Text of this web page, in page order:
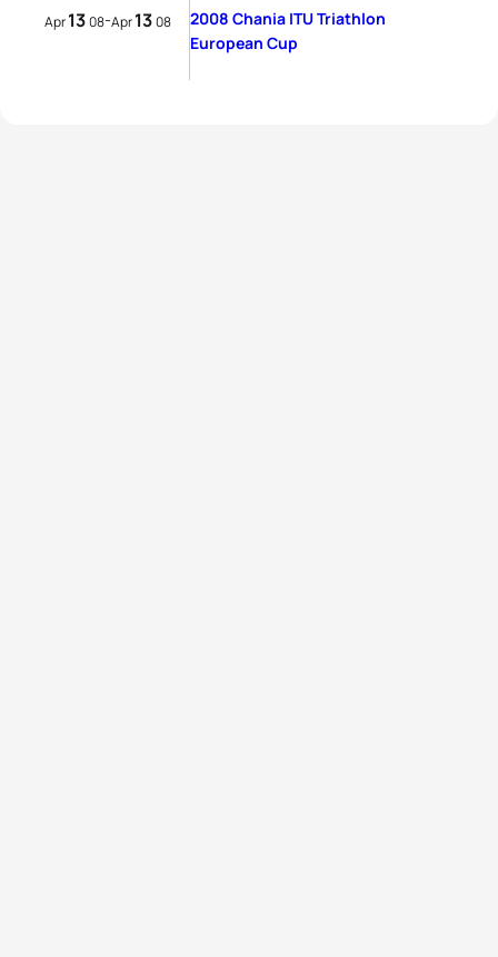
Apr1308-Apr1308
2008 Chania ITU Triathlon
European Cup